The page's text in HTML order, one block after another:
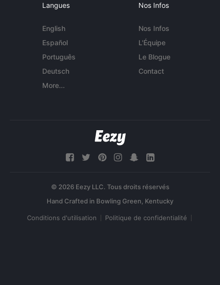
Langues
English
Español
Português
Deutsch
More...
Nos Infos
Nos Infos
L'Équipe
Le Blogue
Contact
© 2026 Eezy LLC. Tous droits réservés
Conditions d'utilisation Politique de confidentialité